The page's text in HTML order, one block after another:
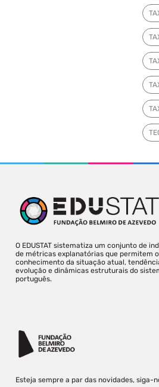
O EDUSTAT sistematiza um conjunto de
de métricas explanatórias que permitem o
conhecimento da situação atual,
evolução e dinâmicas estruturais do
português.
Esteja sempre a par das novidades, siga-